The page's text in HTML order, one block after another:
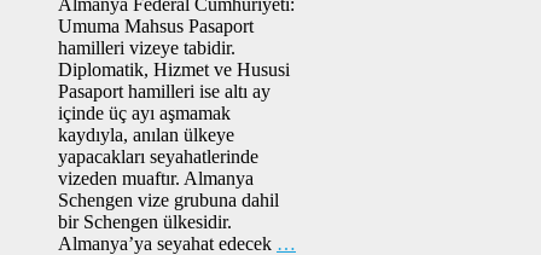
Almanya Federal Cumhuriyeti:
Umuma Mahsus Pasaport
hamilleri vizeye tabidir.
Diplomatik, Hizmet ve Hususi
Pasaport hamilleri ise altı ay
içinde üç ayı aşmamak
kaydıyla, anılan ülkeye
yapacakları seyahatlerinde
vizeden muaftır. Almanya
Schengen vize grubuna dahil
bir Schengen ülkesidir.
Almanya’ya seyahat edecek …